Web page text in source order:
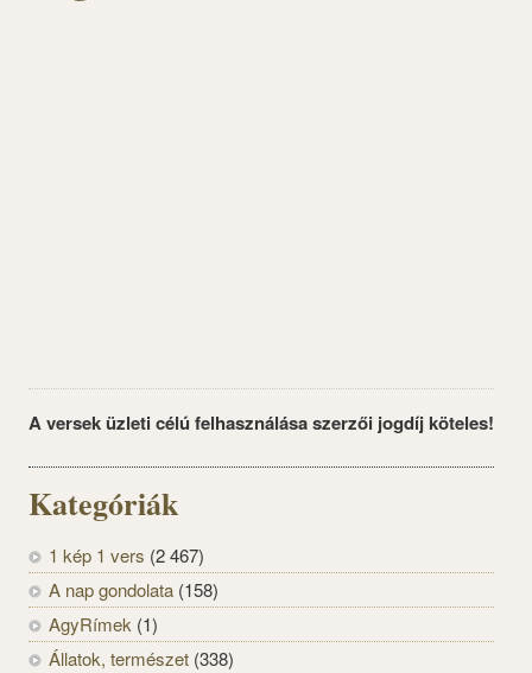
A versek üzleti célú felhasználása szerzői jogdíj köteles!
Kategóriák
1 kép 1 vers (2 467)
A nap gondolata (158)
AgyRímek (1)
Állatok, természet (338)